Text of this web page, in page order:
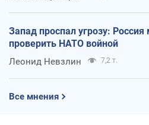
Запад проспал угрозу:
проверить НАТО войной
Леонид Невзлин 7,2 т.
Все мнения